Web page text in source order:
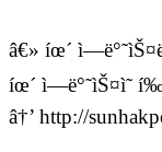
â€» íœ´
íœ´ ì—ë°˜ìŠ¤ì˜
â†’ http://